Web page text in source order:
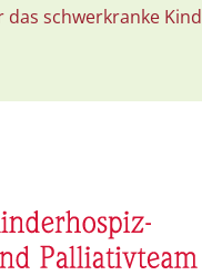
das schwerkranke Kind